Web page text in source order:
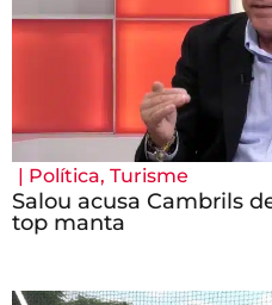
| Política, Turisme
Salou acusa Cambrils
top manta